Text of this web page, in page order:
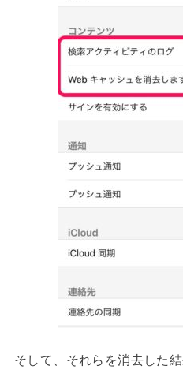
そして、それらを消去した